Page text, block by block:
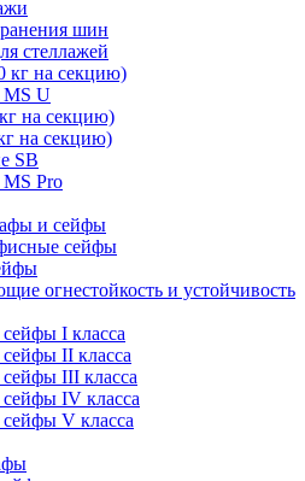
шин
стеллажей
кг на секцию)
U
на секцию)
на секцию)
SB
Pro
и сейфы
сейфы
огнестойкость и устойчивость
I класса
II класса
III класса
IV класса
V класса